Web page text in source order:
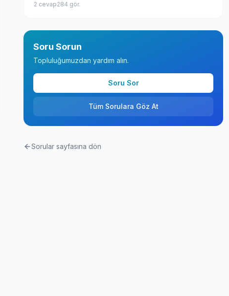
2 cevap284 gör.
Soru Sorun
Topluluğumuzdan yardım alın.
Soru Sor
Tüm Sorulara Göz At
Sorular sayfasına dön